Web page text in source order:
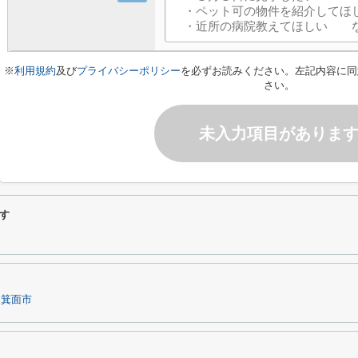
※利用規約及びプライバシーポリシーを必ずお読みください。左記内容に
さい。
未入力項目があります
箕面市